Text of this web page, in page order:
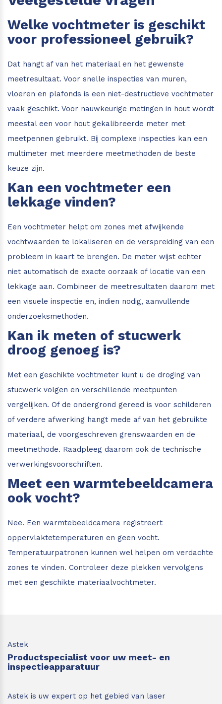
Welke vochtmeter is geschikt
voor professioneel gebruik?
Dat hangt af van het materiaal en het gewenste
meetresultaat. Voor snelle inspecties van muren,
vloeren en plafonds is een niet-destructieve vochtmeter
vaak geschikt. Voor nauwkeurige metingen in hout wordt
meestal een voor hout gekalibreerde meter met
meetpennen gebruikt. Bij complexe inspecties kan een
multimeter met meerdere meetmethoden de beste
keuze zijn.
Kan een vochtmeter een
lekkage vinden?
Een vochtmeter helpt om zones met afwijkende
vochtwaarden te lokaliseren en de verspreiding van een
probleem in kaart te brengen. De meter wijst echter
niet automatisch de exacte oorzaak of locatie van een
lekkage aan. Combineer de meetresultaten daarom met
een visuele inspectie en, indien nodig, aanvullende
onderzoeksmethoden.
Kan ik meten of stucwerk
droog genoeg is?
Met een geschikte vochtmeter kunt u de droging van
stucwerk volgen en verschillende meetpunten
vergelijken. Of de ondergrond gereed is voor schilderen
of verdere afwerking hangt mede af van het gebruikte
materiaal, de voorgeschreven grenswaarden en de
meetmethode. Raadpleeg daarom ook de technische
verwerkingsvoorschriften.
Meet een warmtebeeldcamera
ook vocht?
Nee. Een warmtebeeldcamera registreert
oppervlaktetemperaturen en geen vocht.
Temperatuurpatronen kunnen wel helpen om verdachte
zones te vinden. Controleer deze plekken vervolgens
met een geschikte materiaalvochtmeter.
Astek
Productspecialist voor uw meet- en
inspectieapparatuur
Astek is uw expert op het gebied van laser